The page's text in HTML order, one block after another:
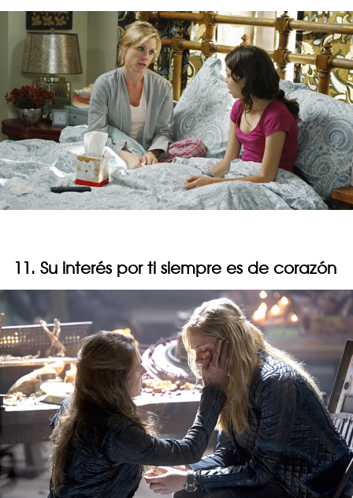
11. Su interés por ti siempre es de corazón